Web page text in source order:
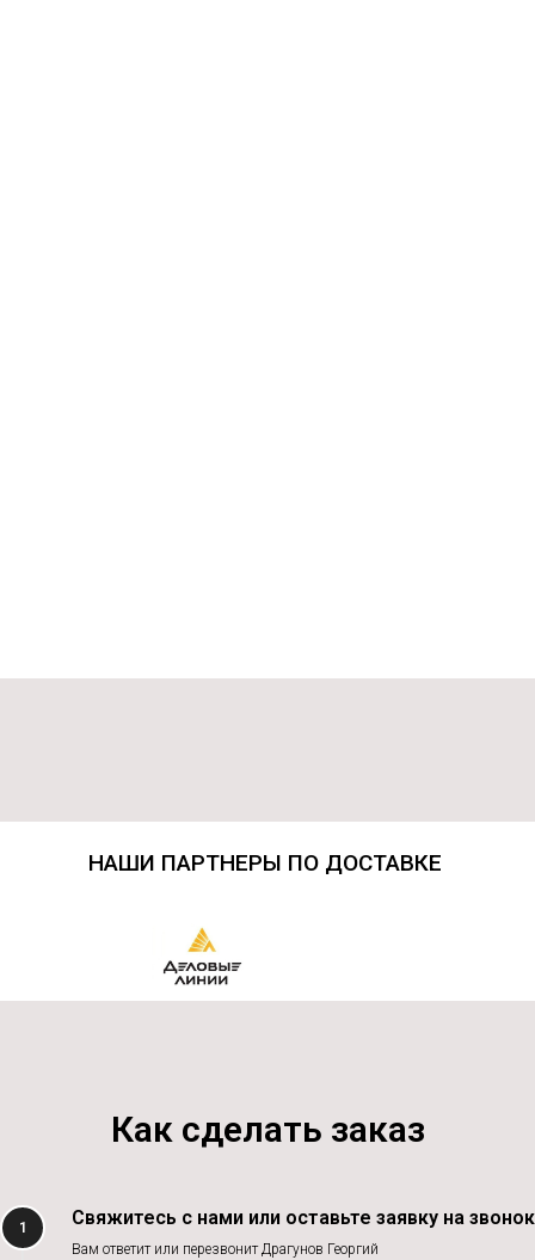
НАШИ ПАРТНЕРЫ ПО ДОСТАВКЕ
Как сделать заказ
1 Свяжитесь с нами или оставьте заявку на звонок
Вам ответит или перезвонит Драгунов Георгий